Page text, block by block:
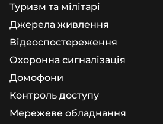
Туризм та мілітарі
Джерела живлення
Відеоспостереження
Охоронна сигналізація
Домофони
Контроль доступу
Мережеве обладнання